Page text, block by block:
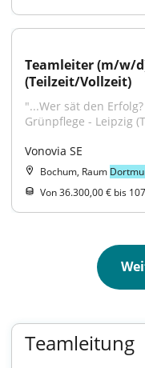
Teamleiter (m/w/
(Teilzeit/Vollzeit)
"...Wer sät den
Grünpflege - Leipzig
Vonovia SE
Bochum, Raum
Von 36.300,00 € bis
Teamleitung